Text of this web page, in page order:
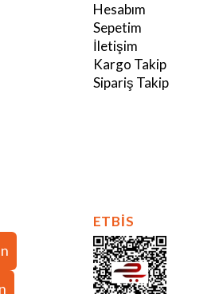
Hesabım
Sepetim
İletişim
Kargo Takip
Sipariş Takip
ETBİS